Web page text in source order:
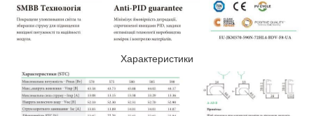
Характеристики